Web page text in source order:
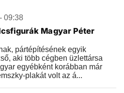
09:38
Magyar Péter
pártépítésének egyik
aki több cégben üzlettársa
egyébként korábban már
plakát volt az á...